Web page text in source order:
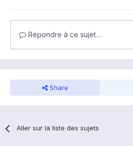
Répondre à ce sujet…
Share
Aller sur la liste des sujets